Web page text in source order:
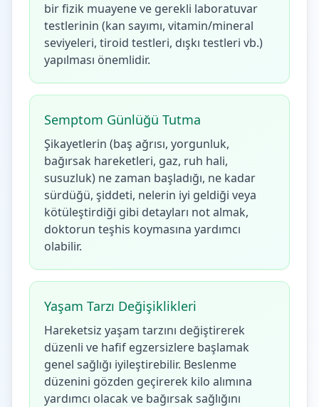
bir fizik muayene ve gerekli laboratuvar
testlerinin (kan sayımı, vitamin/mineral
seviyeleri, tiroid testleri, dışkı testleri vb.)
yapılması önemlidir.
Semptom Günlüğü Tutma
Şikayetlerin (baş ağrısı, yorgunluk,
bağırsak hareketleri, gaz, ruh hali,
susuzluk) ne zaman başladığı, ne kadar
sürdüğü, şiddeti, nelerin iyi geldiği veya
kötüleştirdiği gibi detayları not almak,
doktorun teşhis koymasına yardımcı
olabilir.
Yaşam Tarzı Değişiklikleri
Hareketsiz yaşam tarzını değiştirerek
düzenli ve hafif egzersizlere başlamak
genel sağlığı iyileştirebilir. Beslenme
düzenini gözden geçirerek kilo alımına
yardımcı olacak ve bağırsak sağlığını